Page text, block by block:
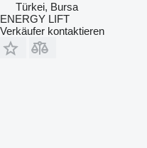
Türkei, Bursa
ENERGY LIFT
Verkäufer kontaktieren